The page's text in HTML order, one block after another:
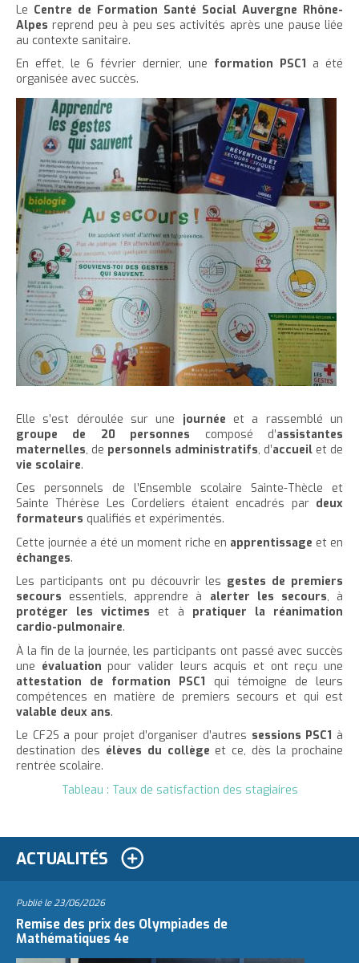
h
è
c
l
e
a
c
u
e
i
l
t
e
l
a
t
l
e
u
t
e
x
t
e
e
r
a
t
a
i
l
l
e
d
u
t
e
x
t
e
e
r
e
t
t
e
p
a
g
e
e
r
c
e
c
o
n
t
e
n
u
Le Centre de Formation Santé Social Auvergne Rhône-
Alpes reprend peu à peu ses activités après une pause liée
au contexte sanitaire.
En effet, le 6 février dernier, une formation PSC1 a été
organisée avec succès.
Elle s’est déroulée sur une journée et a rassemblé un
groupe de 20 personnes composé d’assistantes
maternelles, de personnels administratifs, d’accueil et de
vie scolaire.
Ces personnels de l’Ensemble scolaire Sainte-Thècle et
Sainte Thérèse Les Cordeliers étaient encadrés par deux
formateurs qualifiés et expérimentés.
Cette journée a été un moment riche en apprentissage et en
échanges.
Les participants ont pu découvrir les gestes de premiers
secours essentiels, apprendre à alerter les secours, à
protéger
les victimes et à pratiquer la réanimation
cardio-pulmonaire.
À la fin de la journée, les participants ont passé avec succès
une évaluation pour valider leurs acquis et ont reçu une
attestation de formation PSC1 qui témoigne de leurs
compétences en matière de premiers secours et qui est
valable deux ans.
Le CF2S a pour projet d’organiser d’autres sessions PSC1 à
destination des élèves du collège et ce, dès la prochaine
rentrée scolaire.
Tableau : Taux de satisfaction des stagiaires
ACTUALITÉS
Publié le23/06/2026
Remise des prix des Olympiades de
Mathématiques 4e